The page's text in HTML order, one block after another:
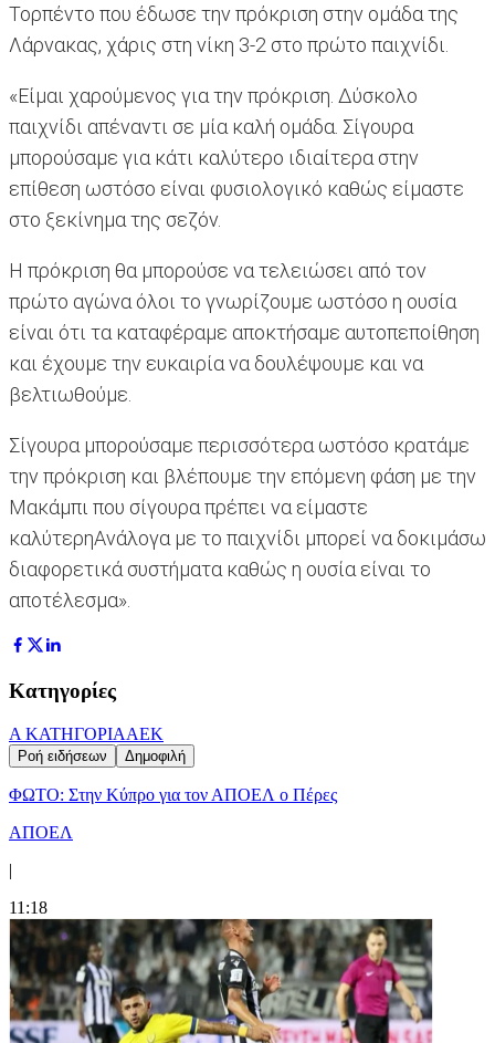
Τορπέντο που έδωσε την πρόκριση στην ομάδα της
Λάρνακας, χάρις στη νίκη 3-2 στο πρώτο παιχνίδι.
«Είμαι χαρούμενος για την πρόκριση. Δύσκολο
παιχνίδι απέναντι σε μία καλή ομάδα. Σίγουρα
μπορούσαμε για κάτι καλύτερο ιδιαίτερα στην
επίθεση ωστόσο είναι φυσιολογικό καθώς είμαστε
στο ξεκίνημα της σεζόν.
Η πρόκριση θα μπορούσε να τελειώσει από τον
πρώτο αγώνα όλοι το γνωρίζουμε ωστόσο η ουσία
είναι ότι τα καταφέραμε αποκτήσαμε αυτοπεποίθηση
και έχουμε την ευκαιρία να δουλέψουμε και να
βελτιωθούμε.
Σίγουρα μπορούσαμε περισσότερα ωστόσο κρατάμε
την πρόκριση και βλέπουμε την επόμενη φάση με την
Μακάμπι που σίγουρα πρέπει να είμαστε
καλύτερηΑνάλογα με το παιχνίδι μπορεί να δοκιμάσω
διαφορετικά συστήματα καθώς η ουσία είναι το
αποτέλεσμα».
Κατηγορίες
Α ΚΑΤΗΓΟΡΙΑΑΕΚ
Ροή ειδήσεων Δημοφιλή
ΦΩΤΟ: Στην Κύπρο για τον ΑΠΟΕΛ ο Πέρες
ΑΠΟΕΛ
|
11:18